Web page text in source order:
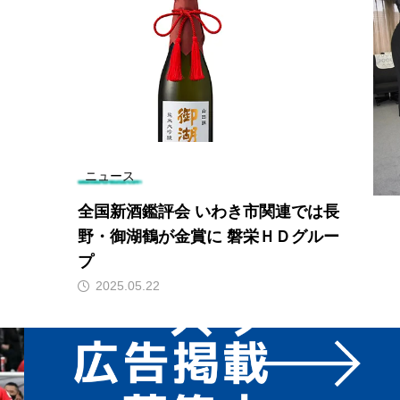
ニュース
全国新酒鑑評会 いわき市関連では長
野・御湖鶴が金賞に 磐栄ＨＤグルー
プ
2025.05.22